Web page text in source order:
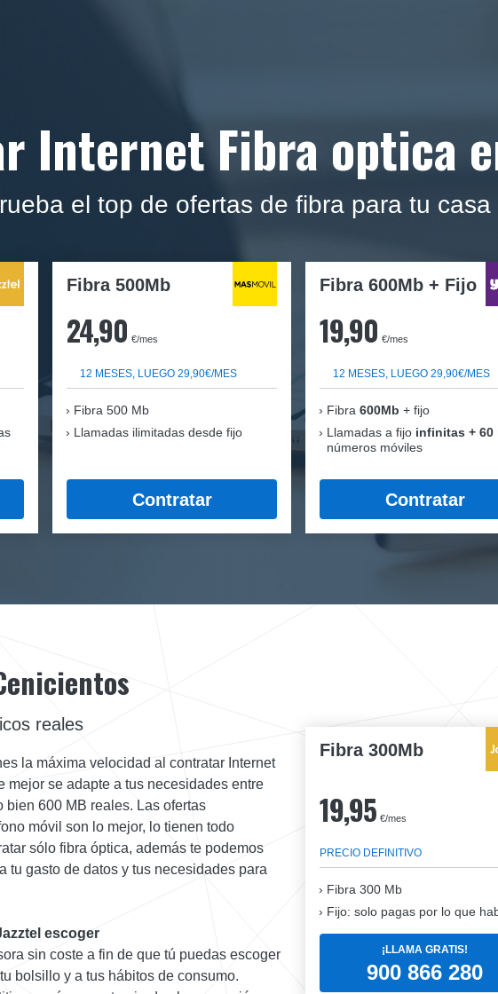
Internet Fibra optica
el top de ofertas de fibra para tu
Fibra 500Mb
24,90 €/mes
12 MESES, LUEGO 29,90€/MES
Fibra 500 Mb
Llamadas ilimitadas desde fijo
Contratar
Fibra 600Mb + Fijo
19,90 €/mes
12 MESES, LUEGO 29,90€/MES
Fibra 600Mb + fijo
Llamadas a fijo infinitas + 60
números móviles
Contratar
Fibra 300Mb
19,95 €/mes
PRECIO DEFINITIVO
Fibra 300 Mb
Fijo: solo pagas por lo que
¡LLAMA GRATIS!
900 866 280
reales
la máxima velocidad al contratar Internet
mejor se adapte a tus necesidades entre
bien 600 MB reales. Las ofertas
móvil son lo mejor, lo tienen todo
sólo fibra óptica, además te podemos
tu gasto de datos y tus necesidades para
escoger
sin coste a fin de que tú puedas escoger
bolsillo y a tus hábitos de consumo.